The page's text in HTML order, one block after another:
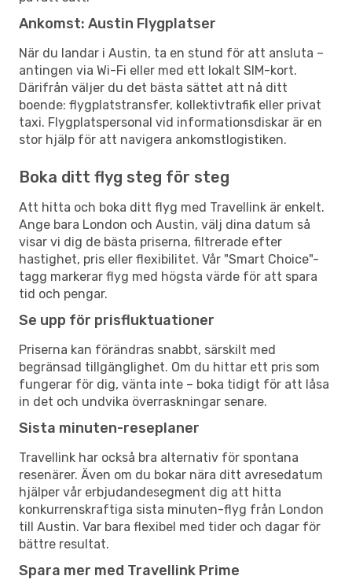
Ankomst: Austin Flygplatser
När du landar i Austin, ta en stund för att ansluta –
antingen via Wi-Fi eller med ett lokalt SIM-kort.
Därifrån väljer du det bästa sättet att nå ditt
boende: flygplatstransfer, kollektivtrafik eller privat
taxi. Flygplatspersonal vid informationsdiskar är en
stor hjälp för att navigera ankomstlogistiken.
Boka ditt flyg steg för steg
Att hitta och boka ditt flyg med Travellink är enkelt.
Ange bara London och Austin, välj dina datum så
visar vi dig de bästa priserna, filtrerade efter
hastighet, pris eller flexibilitet. Vår "Smart Choice"-
tagg markerar flyg med högsta värde för att spara
tid och pengar.
Se upp för prisfluktuationer
Priserna kan förändras snabbt, särskilt med
begränsad tillgänglighet. Om du hittar ett pris som
fungerar för dig, vänta inte – boka tidigt för att låsa
in det och undvika överraskningar senare.
Sista minuten-reseplaner
Travellink har också bra alternativ för spontana
resenärer. Även om du bokar nära ditt avresedatum
hjälper vår erbjudandesegment dig att hitta
konkurrenskraftiga sista minuten-flyg från London
till Austin. Var bara flexibel med tider och dagar för
bättre resultat.
Spara mer med Travellink Prime